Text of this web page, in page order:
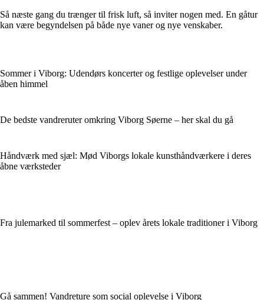
Så næste gang du trænger til frisk luft, så inviter nogen med. En gåtur
kan være begyndelsen på både nye vaner og nye venskaber.
Sommer i Viborg: Udendørs koncerter og festlige oplevelser under
åben himmel
De bedste vandreruter omkring Viborg Søerne – her skal du gå
Håndværk med sjæl: Mød Viborgs lokale kunsthåndværkere i deres
åbne værksteder
Fra julemarked til sommerfest – oplev årets lokale traditioner i Viborg
Gå sammen! Vandreture som social oplevelse i Viborg